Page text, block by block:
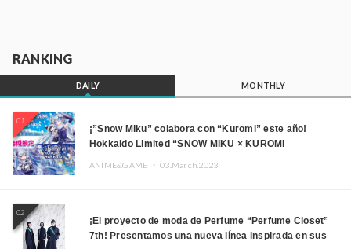
RANKING
DAILY MONTHLY
01
¡”Snow Miku” colabora con “Kuromi” este año!
Hokkaido Limited “SNOW MIKU × KUROMI
ANIME&GAME ・03.March.2023
02
¡El proyecto de moda de Perfume “Perfume Closet”
7th! Presentamos una nueva línea inspirada en sus